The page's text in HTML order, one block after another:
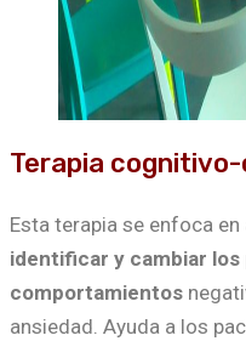
Terapia
Esta terapia se enfoca
identificar y cambiar
comportamientos
ansiedad. Ayuda a los